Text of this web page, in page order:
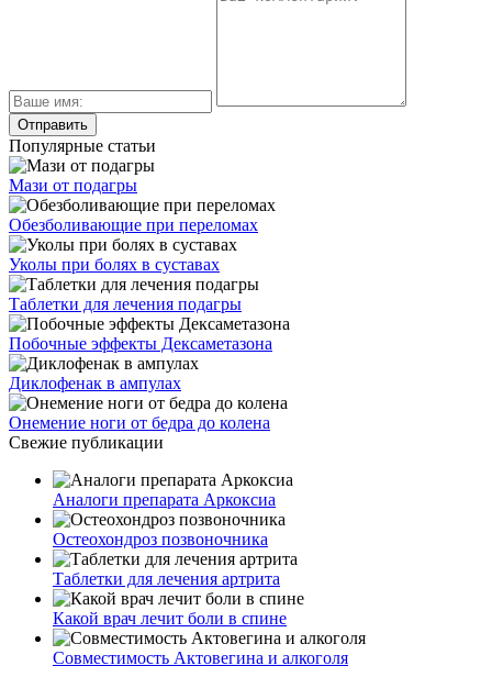
Популярные статьи
Мази от подагры
Обезболивающие при переломах
Уколы при болях в суставах
Таблетки для лечения подагры
Побочные эффекты Дексаметазона
Диклофенак в ампулах
Онемение ноги от бедра до колена
Свежие публикации
Аналоги препарата Аркоксиа
Остеохондроз позвоночника
Таблетки для лечения артрита
Какой врач лечит боли в спине
Совместимость Актовегина и алкоголя